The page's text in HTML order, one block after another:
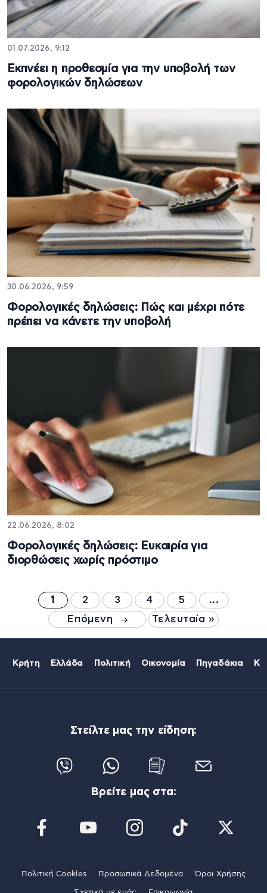
01.07.2026, 9:12
Εκπνέει η προθεσμία για την υποβολή των
φορολογικών δηλώσεων
30.06.2026, 9:59
Φορολογικές δηλώσεις: Πώς και μέχρι πότε
πρέπει να κάνετε την υποβολή
22.06.2026, 8:02
Φορολογικές δηλώσεις: Ευκαιρία για
διορθώσεις χωρίς πρόστιμο
1 2 3 4 5
...
Επόμενη
Τελευταία »
Κρήτη Ελλάδα Πολιτική Οικονομία Πηγαδάκια
Στείλτε μας την είδηση:
Βρείτε μας στα:
Πολιτική Cookies Προσωπικά Δεδομένα Όροι Χρήσης